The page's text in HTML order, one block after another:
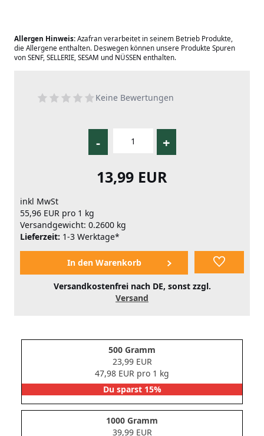
Allergen Hinweis: Azafran verarbeitet in seinem Betrieb Produkte,
die Allergene enthalten. Deswegen können unsere Produkte Spuren
von SENF, SELLERIE, SESAM und NÜSSEN enthalten.
Keine Bewertungen
- +
13,99 EUR
inkl MwSt
55,96 EUR pro 1 kg
Versandgewicht: 0.2600 kg
Lieferzeit: 1-3 Werktage*
Versandkostenfrei nach DE, sonst zzgl.
Versand
500 Gramm
23,99 EUR
47,98 EUR pro 1 kg
Du sparst 15%
1000 Gramm
39,99 EUR